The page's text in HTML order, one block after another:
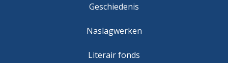
Geschiedenis
Naslagwerken
Literair fonds